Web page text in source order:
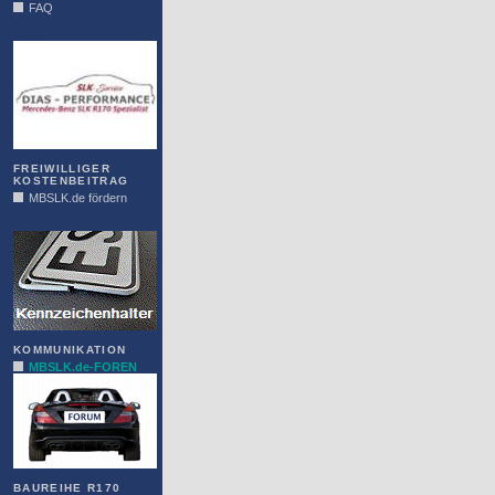
FAQ
FREIWILLIGER
KOSTENBEITRAG
MBSLK.de fördern
KOMMUNIKATION
MBSLK.de-FOREN
BAUREIHE R170